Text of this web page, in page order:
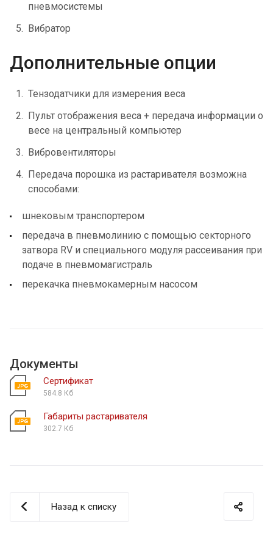
пневмосистемы
Вибратор
Дополнительные опции
Тензодатчики для измерения веса
Пульт отображения веса + передача информации о
весе на центральный компьютер
Вибровентиляторы
Передача порошка из растаривателя возможна
способами:
шнековым транспортером
передача в пневмолинию с помощью секторного
затвора RV и специального модуля рассеивания при
подаче в пневмомагистраль
перекачка пневмокамерным насосом
Документы
Сертификат
584.8 Кб
Габариты растаривателя
302.7 Кб
Назад к списку